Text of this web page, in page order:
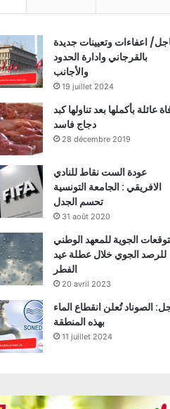
اعفاءات وتعيينات جديدة
بالقرجاني وادارة الحدود
والأجانب
19 juillet 2024
عائلة بأكملها بعد تناولها كبد
دجاج فاسد
28 décembre 2019
عودة الست نقاط للنادي
الافريقي : الجامعة التونسية
تحسم الجدل
31 août 2020
الجوية للمعهد الوطني
للرصد الجوي خلال عطلة عيد
الفطر
20 avril 2023
الصوناد تُعلن انقطاع الماء
بهذه المنطقة
11 juillet 2024